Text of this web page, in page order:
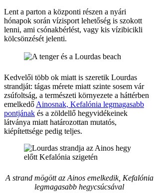
Lent a parton a központi részen a nyári
hónapok során vízisport lehetőség is szokott
lenni, ami csónakbérlést, vagy kis vízibicikli
kölcsönzését jelenti.
Kedvelői több ok miatt is szeretik Lourdas
strandját: tágas mérete miatt szinte sosem vár
zsúfoltság, a természeti környezete a háttérben
emelkedő Ainosnak, Kefalónia legmagasabb
pontjának és a zöldellő hegyvidékeinek
látványa miatt határozottan mutatós,
kiépítettsége pedig teljes.
A strand mögött az Ainos emelkedik, Kefalónia
legmagasabb hegycsúcsával